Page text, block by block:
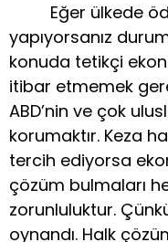
Eğer ülkede
yapıyorsanız
konuda tetikçi
itibar etmemek
ABD’nin ve çok
korumaktır. Keza
tercih ediyorsa
çözüm bulmaları
zorunluluktur.
oynandı. Halk